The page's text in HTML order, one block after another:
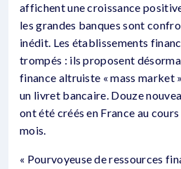
affichent une croissance
les grandes banques sont
inédit. Les établissements
trompés : ils proposent
finance altruiste « mass market
un livret bancaire. Douze
ont été créés en France au
mois.
« Pourvoyeuse de ressources